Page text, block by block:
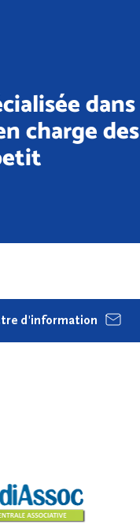
dans
charge des
d'information